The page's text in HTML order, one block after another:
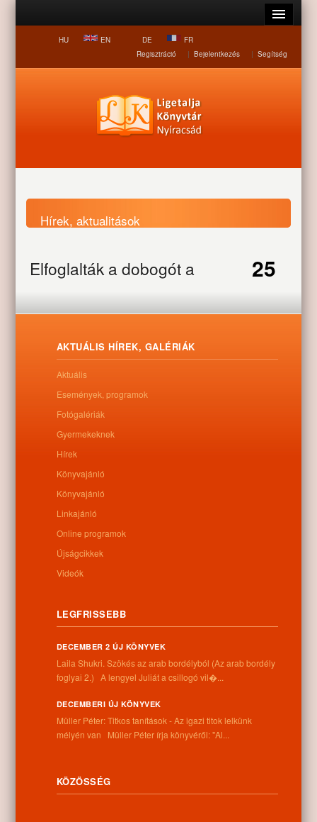
HU EN DE
FR
Regisztráció
| Bejelentkezés | Segítség
Hírek, aktualitások
Nyitólap Hírek, aktualitások
Elfoglalták a dobogót a
nyíracsádi diákok
Elfoglalták a dobogót a
nyíracsádi diákok
Letöltés
25
AKTUÁLIS HÍREK, GALÉRIÁK
Aktuális
Események, programok
Fotógalériák
Gyermekeknek
Hírek
Könyvajánló
Könyvajánló
Linkajánló
Online programok
Újságcikkek
Videók
LEGFRISSEBB
DECEMBER 2 ÚJ KÖNYVEK
Laila Shukri. Szökés ​az arab bordélyból (Az arab bordély
foglyai 2.) A lengyel Juliát a csillogó vil�...
DECEMBERI ÚJ KÖNYVEK
Müller Péter: Titkos tanítások - Az igazi titok lelkünk
mélyén van Müller Péter írja könyvéről: "Al...
KÖZÖSSÉG